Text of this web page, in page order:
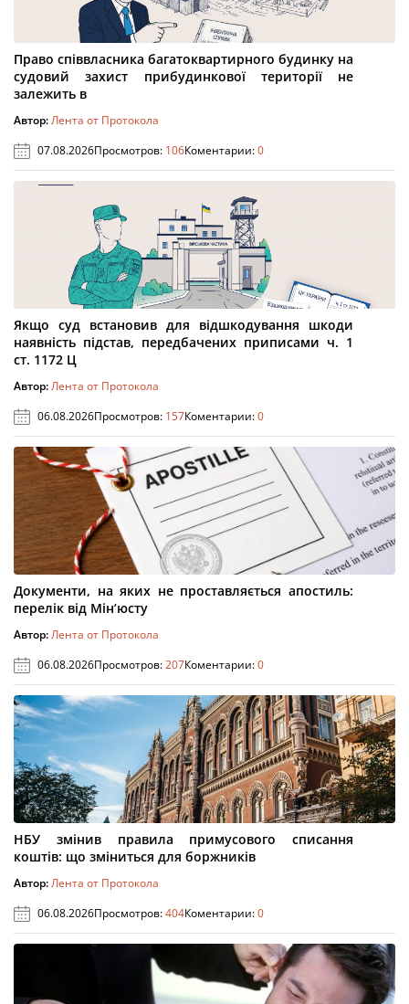
Право співвласника багатоквартирного будинку на
судовий захист прибудинкової території не
залежить в
Автор:Лента от Протокола
07.08.2026Просмотров: 106Коментарии:0
Якщо суд встановив для відшкодування шкоди
наявність підстав, передбачених приписами ч. 1
ст. 1172 Ц
Автор:Лента от Протокола
06.08.2026Просмотров: 157Коментарии:0
Документи, на яких не проставляється апостиль:
перелік від Мін’юсту
Автор:Лента от Протокола
06.08.2026Просмотров:207Коментарии:0
НБУ змінив правила примусового списання
коштів: що зміниться для боржників
Автор:Лента от Протокола
06.08.2026Просмотров:404Коментарии:0